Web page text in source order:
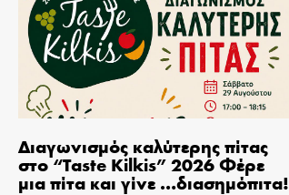
Διαγωνισμός καλύτερης πίτας
στο “Taste Kilkis” 2026 Φέρε
μια πίτα και γίνε …διασημόπιτα!